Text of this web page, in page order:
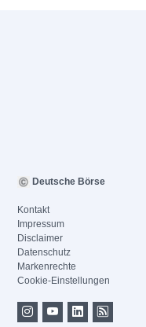
Deutsche Börse
Kontakt
Impressum
Disclaimer
Datenschutz
Markenrechte
Cookie-Einstellungen